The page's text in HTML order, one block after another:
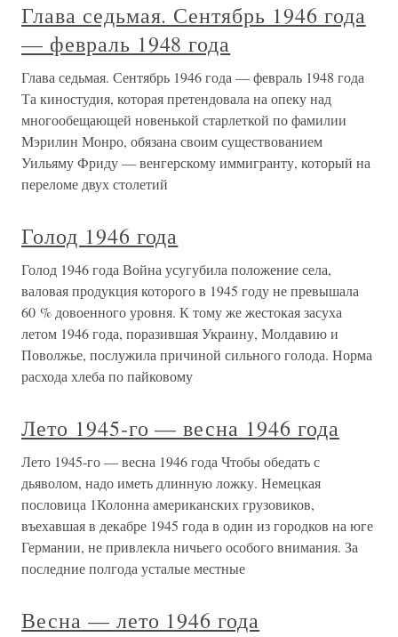
Глава седьмая. Сентябрь 1946 года
— февраль 1948 года
Глава седьмая. Сентябрь 1946 года — февраль 1948 года
Та киностудия, которая претендовала на опеку над
многообещающей новенькой старлеткой по фамилии
Мэрилин Монро, обязана своим существованием
Уильяму Фриду — венгерскому иммигранту, который на
переломе двух столетий
Голод 1946 года
Голод 1946 года Война усугубила положение села,
валовая продукция которого в 1945 году не превышала
60 % довоенного уровня. К тому же жестокая засуха
летом 1946 года, поразившая Украину, Молдавию и
Поволжье, послужила причиной сильного голода. Норма
расхода хлеба по пайковому
Лето 1945-го — весна 1946 года
Лето 1945-го — весна 1946 года Чтобы обедать с
дьяволом, надо иметь длинную ложку. Немецкая
пословица 1Колонна американских грузовиков,
въехавшая в декабре 1945 года в один из городков на юге
Германии, не привлекла ничьего особого внимания. За
последние полгода усталые местные
Весна — лето 1946 года